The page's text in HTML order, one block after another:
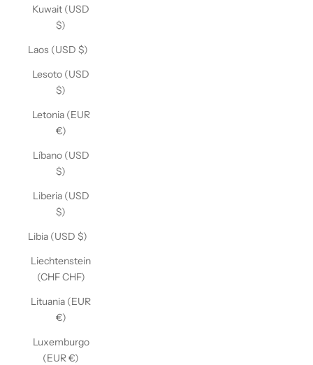
Kuwait (USD
$)
Laos (USD $)
Lesoto (USD
$)
Letonia (EUR
€)
Líbano (USD
$)
Liberia (USD
$)
Libia (USD $)
Liechtenstein
(CHF CHF)
Lituania (EUR
€)
Luxemburgo
(EUR €)